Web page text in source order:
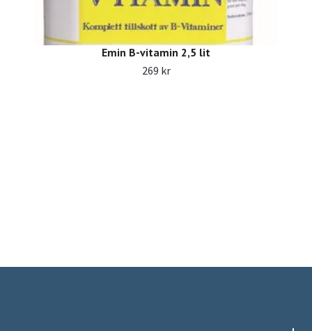
Emin B-vitamin 2,5 lit
269 kr